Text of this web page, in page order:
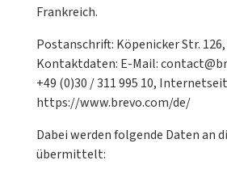
Frankreich.
Postanschrift: Köpenicker Str.
Kontaktdaten: E-Mail:
+49 (0)30 / 311 995 10,
https://www.brevo.com/de/
Dabei werden folgende Daten an
übermittelt: